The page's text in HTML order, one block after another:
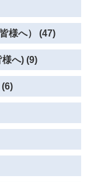
様へ） (47)
へ) (9)